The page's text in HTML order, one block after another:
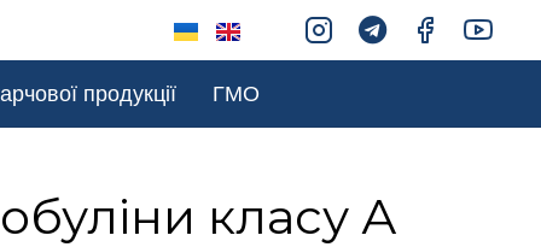
продукції ГМО
класу А